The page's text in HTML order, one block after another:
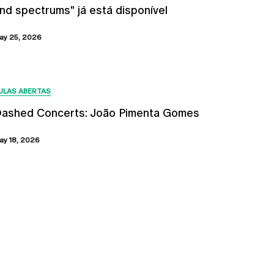
spectrums" já está disponível
25, 2026
ABERTAS
Concerts: João Pimenta Gomes
18, 2026